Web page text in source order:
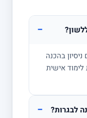
−
בהכנה
לימוד אישית
לבגרות? −